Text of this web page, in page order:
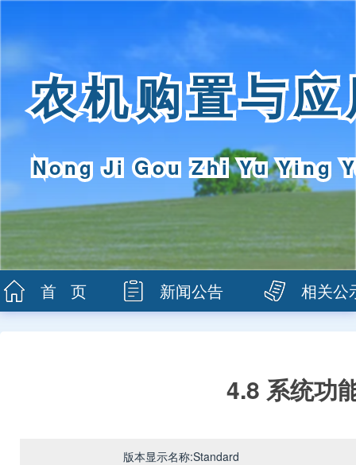
农机购置与
Nong Ji Gou Zhi Yu Ying
首 页 新闻公告 相关公
4.8 系统功
版本显示名称:Standard